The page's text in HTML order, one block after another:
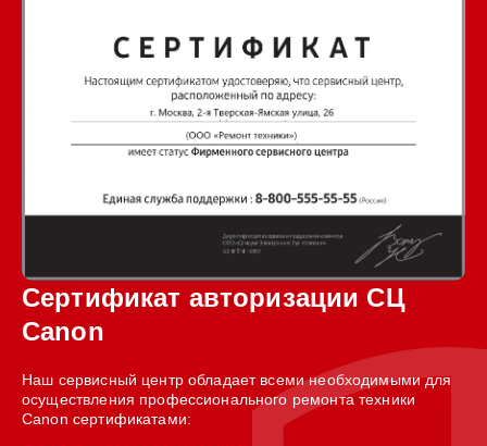
Сертификат авторизации СЦ
Canon
Наш сервисный центр обладает всеми необходимыми для
осуществления профессионального ремонта техники
Canon сертификатами: